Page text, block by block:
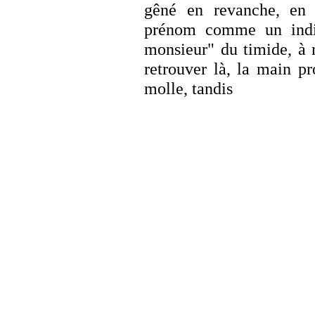
gêné en revanche,
prénom comme un
monsieur" du timide, à
retrouver là, la main
molle, tandis